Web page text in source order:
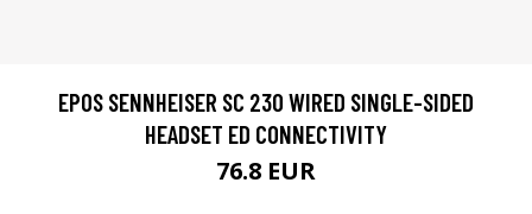
EPOS SENNHEISER SC 230 WIRED SINGLE-SIDED
HEADSET ED CONNECTIVITY
76.8 EUR